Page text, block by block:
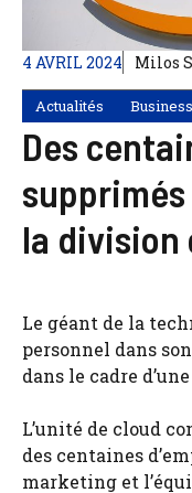
4 AVRIL 2024 Milos
Actualités Business
Des
la division
Le géant de la
personnel dans
dans le cadre
L’unité de cloud
des centaines
marketing et